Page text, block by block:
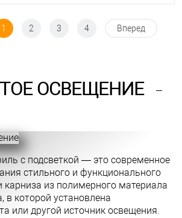
1 2 3 4 Вперед
ОСВЕЩЕНИЕ
с подсветкой — это современное
стильного и функционального
карниза из полимерного материала
в которой установлена
или другой источник освещения.